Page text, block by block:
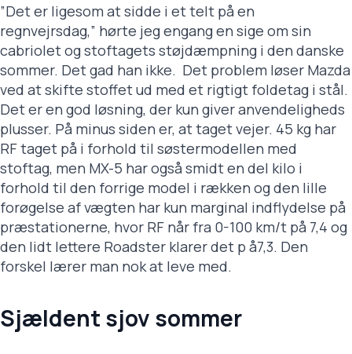
”Det er ligesom at sidde i et telt på en
regnvejrsdag,” hørte jeg engang en sige om sin
cabriolet og stoftagets støjdæmpning i den danske
sommer. Det gad han ikke. Det problem løser Mazda
ved at skifte stoffet ud med et rigtigt foldetag i stål.
Det er en god løsning, der kun giver anvendeligheds
plusser. På minus siden er, at taget vejer. 45 kg har
RF taget på i forhold til søstermodellen med
stoftag, men MX-5 har også smidt en del kilo i
forhold til den forrige model i rækken og den lille
forøgelse af vægten har kun marginal indflydelse på
præstationerne, hvor RF når fra 0-100 km/t på 7,4 og
den lidt lettere Roadster klarer det p å7,3. Den
forskel lærer man nok at leve med.
Sjældent sjov sommer